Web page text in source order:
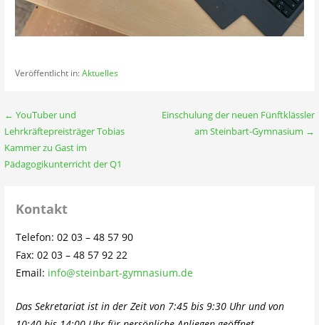
Veröffentlicht in:Aktuelles
Beitragsnavigation
← YouTuber und
Lehrkräftepreisträger Tobias
Kammer zu Gast im
Pädagogikunterricht der Q1
Einschulung der neuen Fünftklässler
am Steinbart-Gymnasium →
Kontakt
Telefon: 02 03 – 48 57 90
Fax: 02 03 – 48 57 92 22
Email: info@steinbart-gymnasium.de
Das Sekretariat ist in der Zeit von 7:45 bis 9:30 Uhr und von